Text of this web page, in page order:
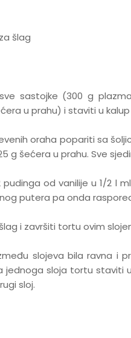
šlag
sastojke (300 g
u prahu) i staviti u
oraha popariti sa
g šećera u prahu. Sve
pudinga od vanilije u 1/2 l
putera pa onda
i završiti tortu ovim
slojeva bila ravna i
jednoga sloja tortu staviti
sloj.